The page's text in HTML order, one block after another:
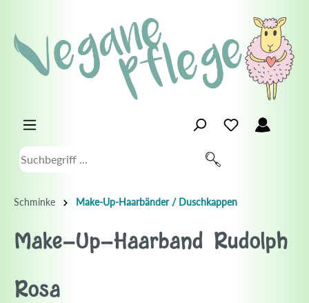
Schminke Make-Up-Haarbänder / Duschkappen
Make-Up-Haarband Rudolph
Rosa